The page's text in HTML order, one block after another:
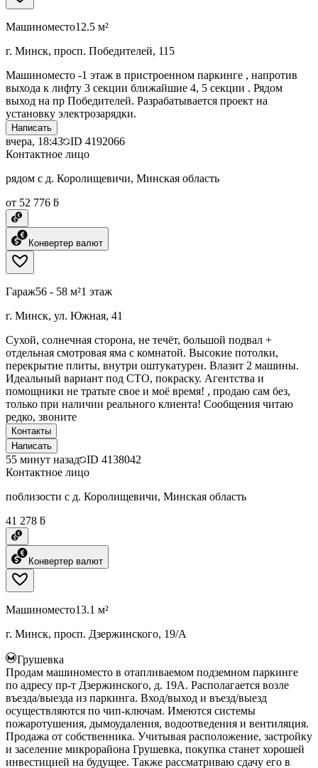
Машиноместо12.5 м²
г. Минск, просп. Победителей, 115
Машиноместо -1 этаж в пристроенном паркинге , напротив
выхода к лифту 3 секции ближайшие 4, 5 секции . Рядом
выход на пр Победителей. Разрабатывается проект на
установку электрозарядки.
Написать
вчера, 18:43 ID 4192066
Контактное лицо
рядом с д. Королищевичи, Минская область
от 52 776 ƃ
Конвертер валют
Гараж56 - 58 м²1 этаж
г. Минск, ул. Южная, 41
Сухой, солнечная сторона, не течёт, большой подвал +
отдельная смотровая яма с комнатой. Высокие потолки,
перекрытие плиты, внутри оштукатурен. Влазит 2 машины.
Идеальный вариант под СТО, покраску. Агентства и
помощники не тратьте свое и моё время! , продаю сам без,
только при наличии реального клиента! Сообщения читаю
редко, звоните
Контакты
Написать
55 минут назад ID 4138042
Контактное лицо
поблизости с д. Королищевичи, Минская область
41 278 ƃ
Конвертер валют
Машиноместо13.1 м²
г. Минск, просп. Дзержинского, 19/А
Грушевка
Продам машиноместо в отапливаемом подземном паркинге
по адресу пр-т Дзержинского, д. 19А. Располагается возле
въезда/выезда из паркинга. Вход/выход и въезд/выезд
осуществляются по чип-ключам. Имеются системы
пожаротушения, дымоудаления, водоотведения и вентиляция.
Продажа от собственника. Учитывая расположение, застройку
и заселение микрорайона Грушевка, покупка станет хорошей
инвестицией на будущее. Также рассматриваю сдачу его в